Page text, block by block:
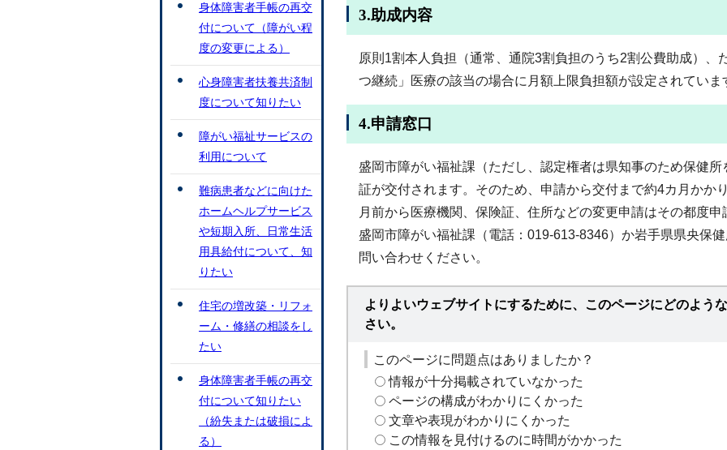
3.助成内容
原則1割本人負担（通常、通院3割負担のうち2割公費助成）、
つ継続」医療の該当の場合に月額上限負担額が設定されていま
4.申請窓口
盛岡市障がい福祉課（ただし、認定権者は県知事のため保健
証が交付されます。そのため、申請から交付まで約4カ月かか
月前から医療機関、保険証、住所などの変更申請はその都度申
盛岡市障がい福祉課（電話：019-613-8346）か岩手県県央保
問い合わせください。
よりよいウェブサイトにするために、このページにどのよう
さい。
このページに問題点はありましたか？
情報が十分掲載されていなかった
ページの構成がわかりにくかった
文章や表現がわかりにくかった
この情報を見付けるのに時間がかかった
身体障害者手帳の再交
付について（障がい程
度の変更による）
心身障害者扶養共済制
度について知りたい
障がい福祉サービスの
利用について
難病患者などに向けた
ホームヘルプサービス
や短期入所、日常生活
用具給付について、知
りたい
住宅の増改築・リフォ
ーム・修繕の相談をし
たい
身体障害者手帳の再交
付について知りたい
（紛失または破損によ
る）